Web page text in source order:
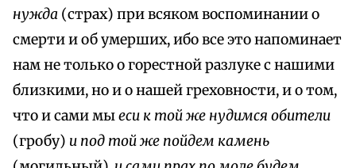
нужда (страх) при всяком воспоминании о
смерти и об умерших, ибо все это напоминает
нам не только о горестной разлуке с нашими
близкими, но и о нашей греховности, и о том,
что и сами мыеси к той же нудимся обители
(гробу) и под той же пойдем камень